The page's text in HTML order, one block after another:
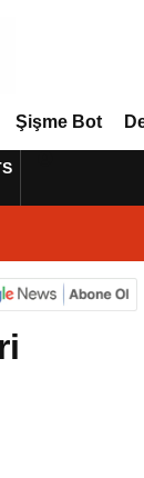
Şişme Bot